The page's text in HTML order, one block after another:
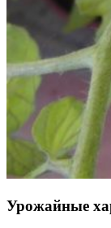
Урожайные